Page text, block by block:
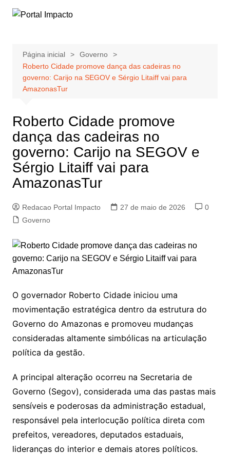
para
Página inicial
Governo
Roberto Cidade promove dança das cadeiras no
governo: Carijo na SEGOV e Sérgio Litaiff vai para
AmazonasTur
Roberto Cidade promove
dança das cadeiras no
governo: Carijo na SEGOV e
Sérgio Litaiff vai para
AmazonasTur
Redacao Portal Impacto 27 de maio de 2026
0
Governo
O governador Roberto Cidade iniciou uma
movimentação estratégica dentro da estrutura do
Governo do Amazonas e promoveu mudanças
consideradas altamente simbólicas na articulação
política da gestão.
A principal alteração ocorreu na Secretaria de
Governo (Segov), considerada uma das pastas mais
sensíveis e poderosas da administração estadual,
responsável pela interlocução política direta com
prefeitos, vereadores, deputados estaduais,
lideranças do interior e demais atores políticos.